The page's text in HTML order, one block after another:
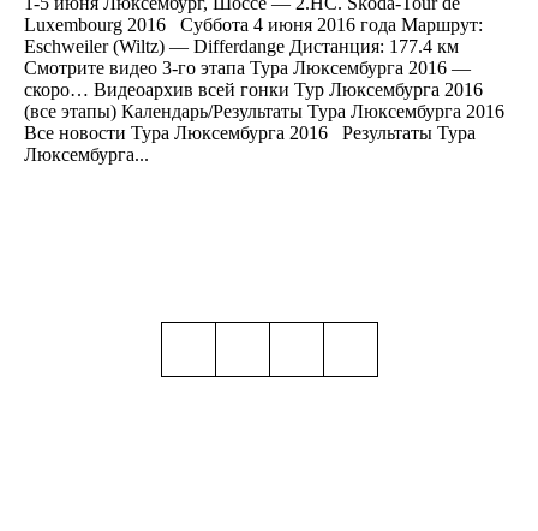
Luxembourg 2016 Суббота 4 июня 2016 года Маршрут:
Eschweiler (Wiltz) — Differdange Дистанция: 177.4 км
Смотрите видео 3-го этапа Тура Люксембурга 2016 —
скоро… Видеоархив всей гонки Тур Люксембурга 2016
(все этапы) Календарь/Результаты Тура Люксембурга 2016
Все новости Тура Люксембурга 2016 Результаты Тура
Люксембурга...